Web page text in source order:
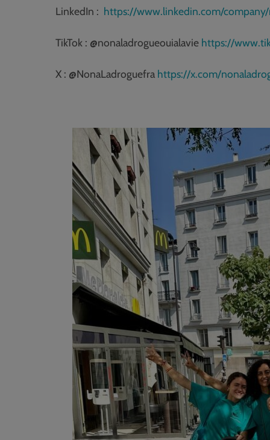
LinkedIn : https://www.linkedin.com/
TikTok : @nonaladrogueouialavie https://
X : @NonaLadroguefra https://x.com/